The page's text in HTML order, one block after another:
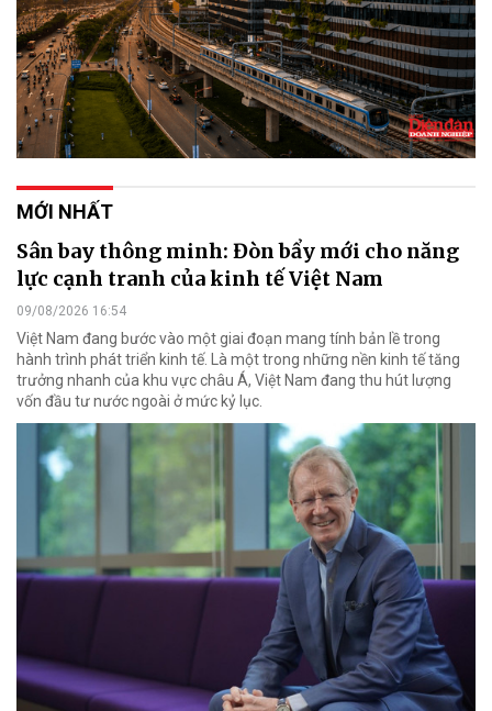
MỚI NHẤT
Sân bay thông minh: Đòn bẩy mới cho năng
lực cạnh tranh của kinh tế Việt Nam
09/08/2026 16:54
Việt Nam đang bước vào một giai đoạn mang tính bản lề trong
hành trình phát triển kinh tế. Là một trong những nền kinh tế tăng
trưởng nhanh của khu vực châu Á, Việt Nam đang thu hút lượng
vốn đầu tư nước ngoài ở mức kỷ lục.